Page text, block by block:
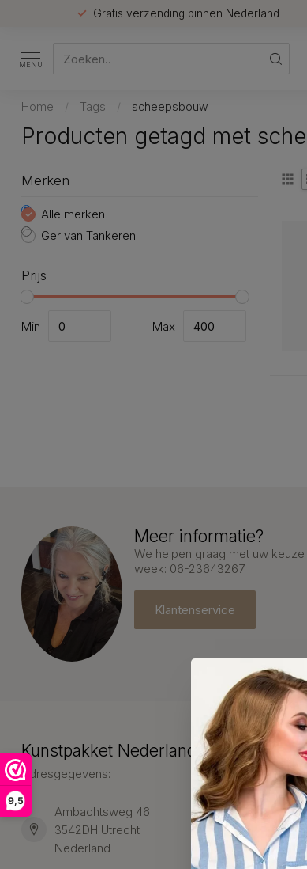
9,5
Gratis verzending binnen Nederland
MENU
Home / Tags / scheepsbouw
Producten getagd met
Merken
Alle merken
Ger van Tankeren
Prijs
Min Max
Meer informatie?
We helpen graag met uw
week: 06-23643267
Klantenservice
Kunstpakket Nederland
Adresgegevens:
Ambachtsweg 46
3542DH Utrecht
Nederland